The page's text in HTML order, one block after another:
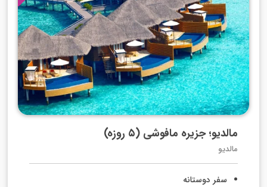
مالدیو؛ جزیره مافوشی (۵ روزه)
مالدیو
سفر دوستانه